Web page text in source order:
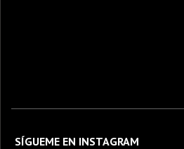
SÍGUEME EN INSTAGRAM